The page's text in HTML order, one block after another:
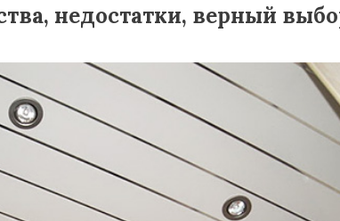
недостатки, верный